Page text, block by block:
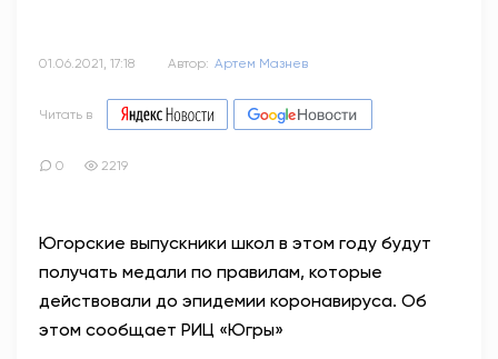
ЭТО У НАС СЕМЕЙНОЕ
АНТИТЕРРОР
01.06.2021, 17:18 Автор: Артем Мазнев
Читать в
0 2219
Югорские выпускники школ в этом году будут
получать медали по правилам, которые
действовали до эпидемии коронавируса. Об
этом сообщает РИЦ «Югры»